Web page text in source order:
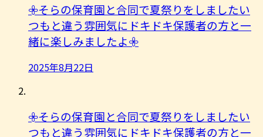
𖧷そらの保育園と合同で夏祭りをしましたい
つもと違う雰囲気にドキドキ保護者の方と一
緒に楽しみましたよ︎𖧷
2025年8月22日
𖧷そらの保育園と合同で夏祭りをしましたい
つもと違う雰囲気にドキドキ保護者の方と一